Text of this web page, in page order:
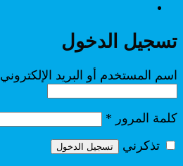
تسجيل الدخول
اسم المستخدم أو البريد الإلكتروني
كلمة المرور * مطلوبة
تذكرني تسجيل الدخول